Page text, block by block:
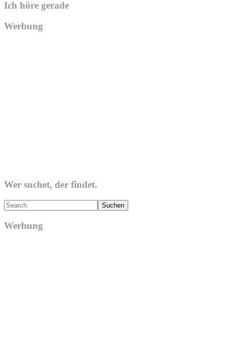
Ich höre gerade
Werbung
Wer suchet, der findet.
Search
Werbung